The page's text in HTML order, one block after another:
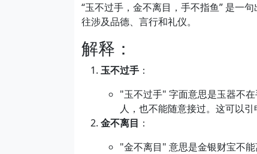
“玉不过手，金不离目，手不指鱼” 是一
往涉及品德、言行和礼仪。
解释：
玉不过手 ：
"玉不过手" 字面意思是玉器不
人，也不能随意接过。这可以
金不离目 ：
"金不离目" 意思是金银财宝不